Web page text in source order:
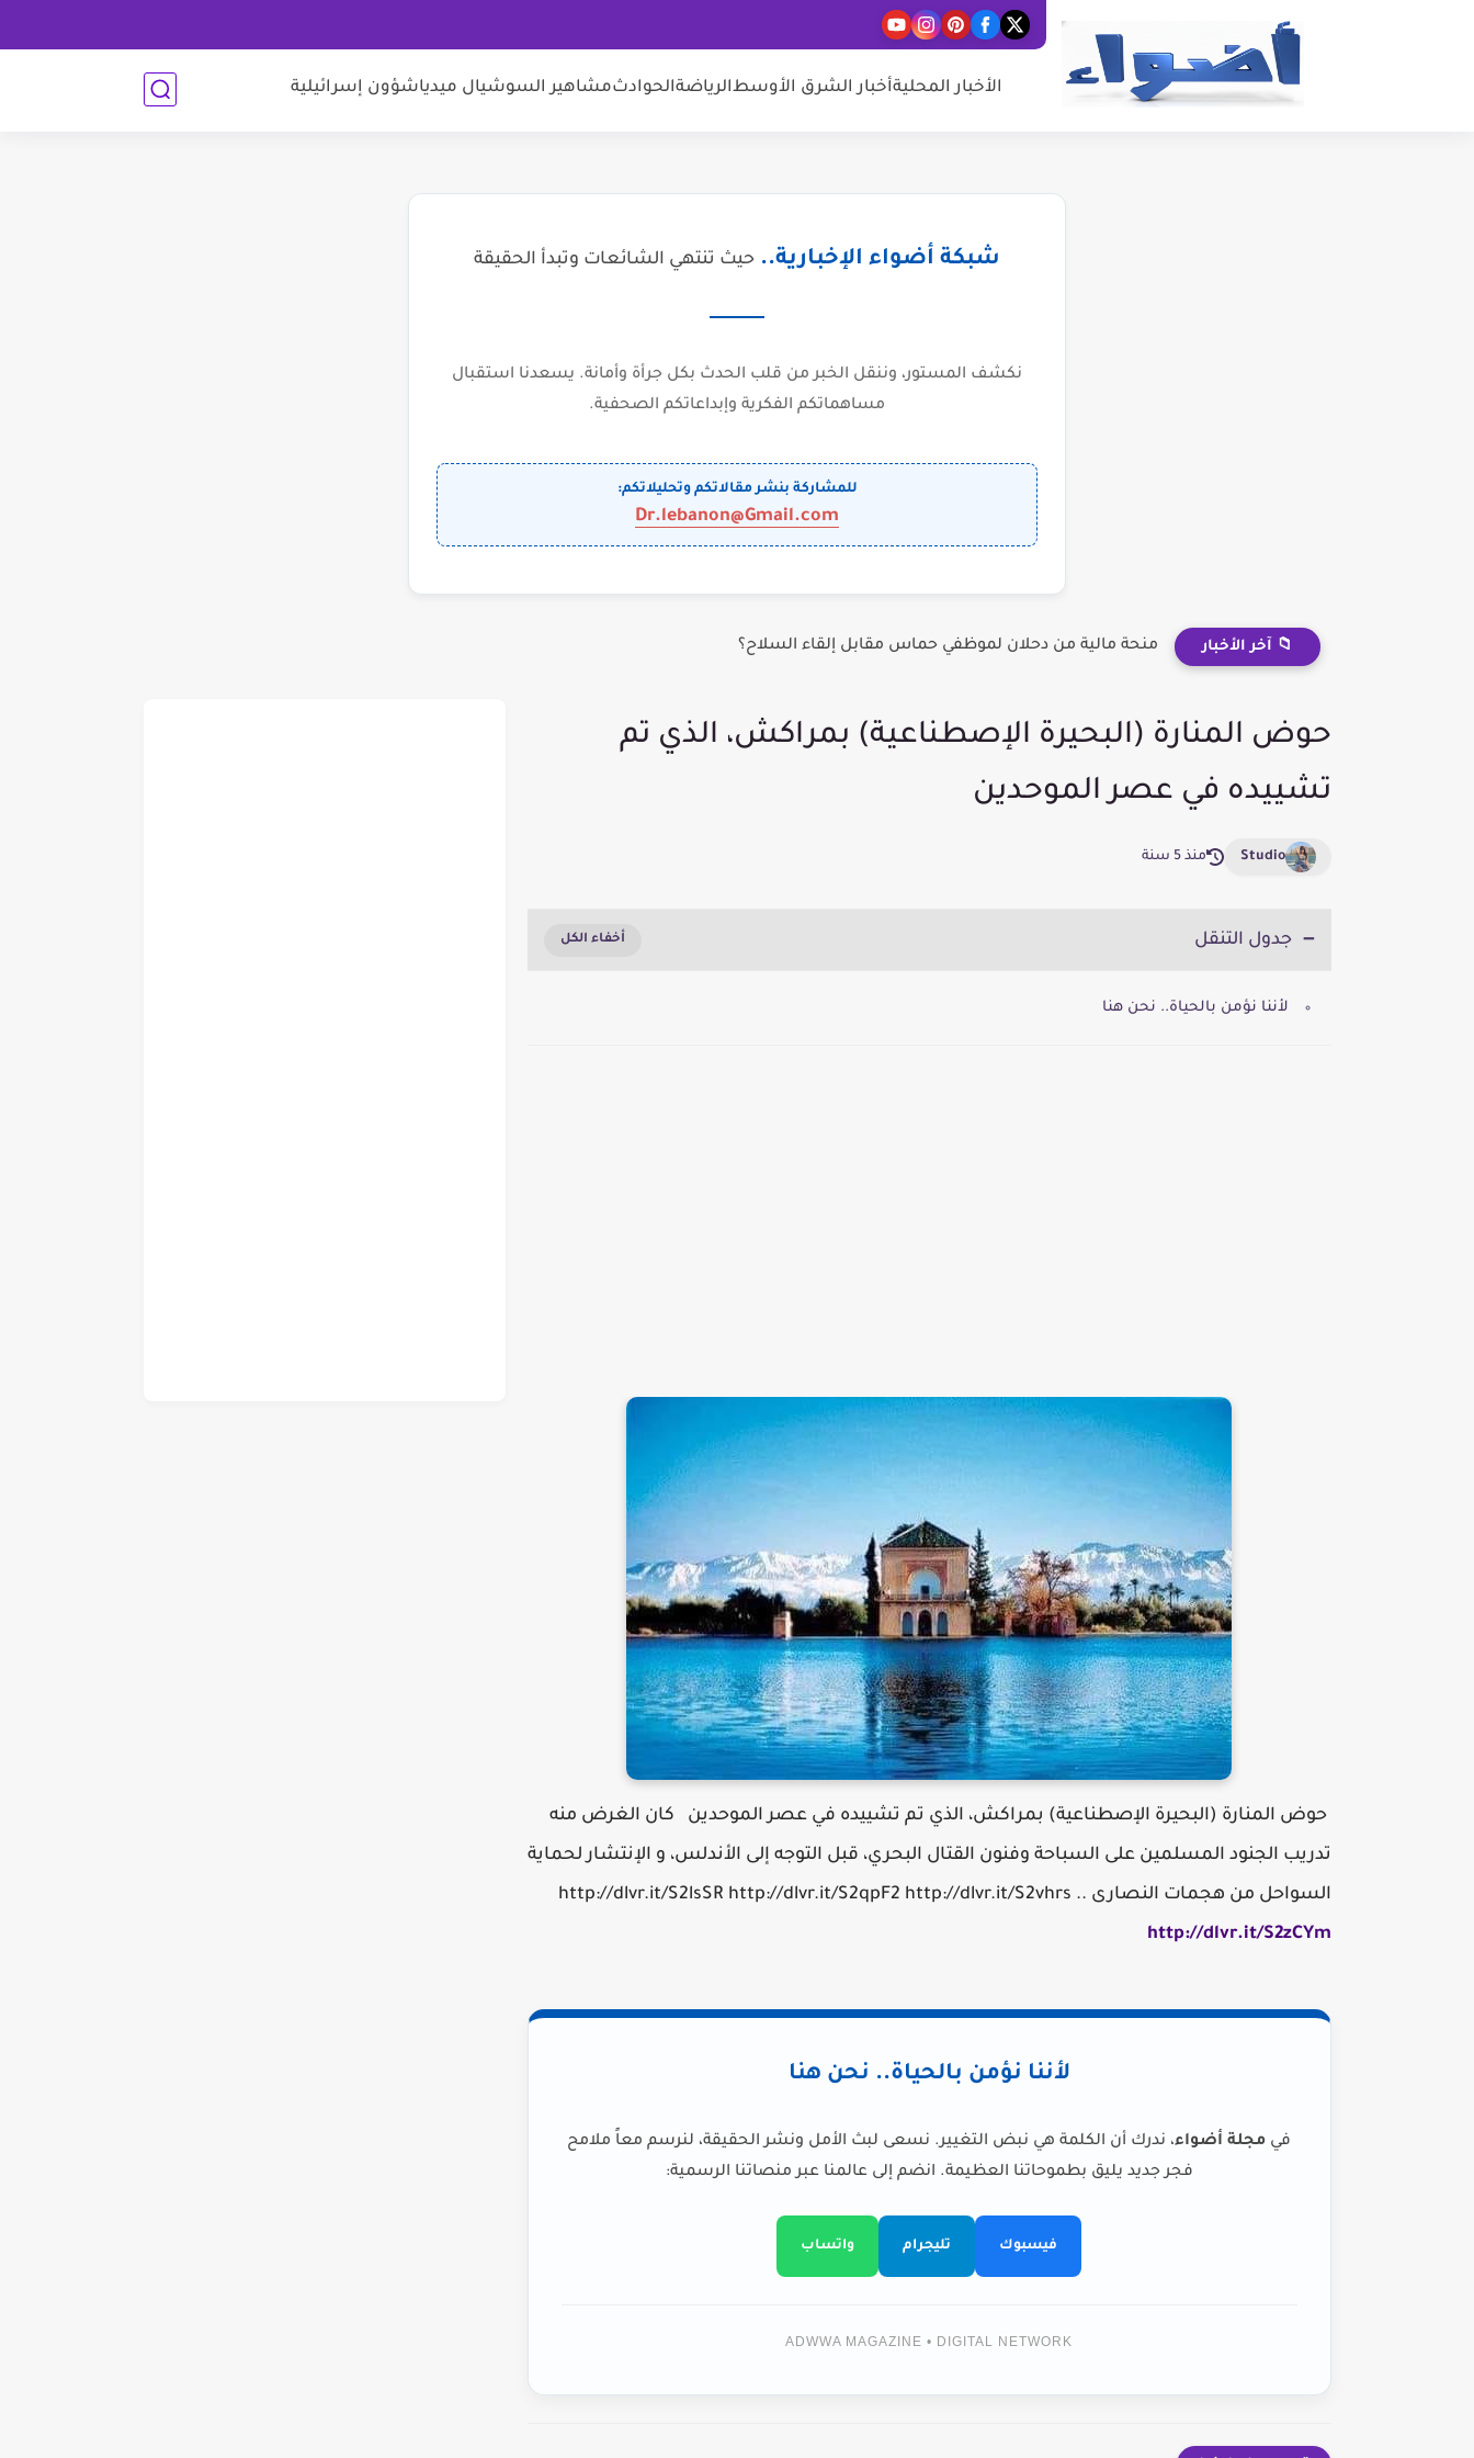
الأخبار المحليةأخبار الشرق الأوسطالرياضةالحوادثمشاهير السوشيال ميدياشؤون إسرائيلية
شبكة أضواء الإخبارية.. حيث تنتهي الشائعات وتبدأ الحقيقة
نكشف المستور، وننقل الخبر من قلب الحدث بكل جرأة وأمانة. يسعدنا استقبال
مساهماتكم الفكرية وإبداعاتكم الصحفية.
للمشاركة بنشر مقالاتكم وتحليلاتكم:
Dr.lebanon@Gmail.com
📁 آخر الأخبار منحة مالية من دحلان لموظفي حماس مقابل إلقاء السلاح؟
حوض المنارة (البحيرة الإصطناعية) بمراكش، الذي تم
تشييده في عصر الموحدين
Studio منذ 5 سنة
جدول التنقل
لأننا نؤمن بالحياة.. نحن هنا
حوض المنارة (البحيرة الإصطناعية) بمراكش، الذي تم تشييده في عصر الموحدين كان الغرض منه
تدريب الجنود المسلمين على السباحة وفنون القتال البحري، قبل التوجه إلى الأندلس، و الإنتشار لحماية
السواحل من هجمات النصارى .. http://dlvr.it/S2lsSR http://dlvr.it/S2qpF2 http://dlvr.it/S2vhrs
http://dlvr.it/S2zCYm
لأننا نؤمن بالحياة.. نحن هنا
في مجلة أضواء، ندرك أن الكلمة هي نبض التغيير. نسعى لبث الأمل ونشر الحقيقة، لنرسم معاً ملامح
فجر جديد يليق بطموحاتنا العظيمة. انضم إلى عالمنا عبر منصاتنا الرسمية:
فيسبوك تليجرام واتساب
ADWWA MAGAZINE • DIGITAL NETWORK